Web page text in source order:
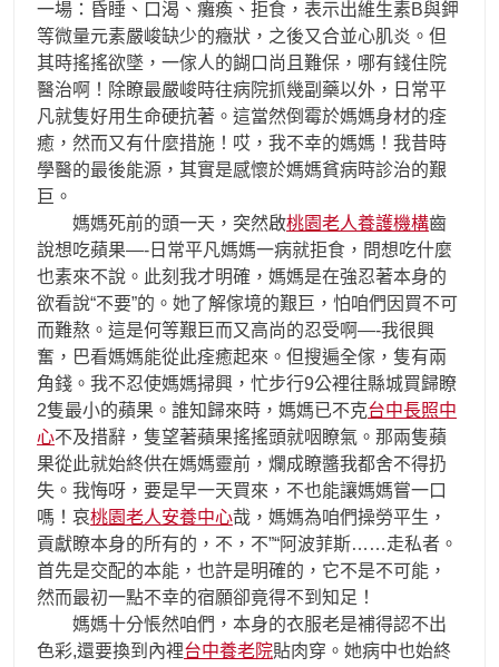
一場：昏睡、口渴、癱瘓、拒食，表示出維生素B與鉀
等微量元素嚴峻缺少的癥狀，之後又合並心肌炎。但
其時搖搖欲墜，一傢人的餬口尚且難保，哪有錢住院
醫治啊！除瞭最嚴峻時往病院抓幾副藥以外，日常平
凡就隻好用生命硬抗著。這當然倒霉於媽媽身材的痊
癒，然而又有什麼措施！哎，我不幸的媽媽！我昔時
學醫的最後能源，其實是感懷於媽媽貧病時診治的艱
巨。
媽媽死前的頭一天，突然啟桃園老人養護機構齒
說想吃蘋果—-日常平凡媽媽一病就拒食，問想吃什麼
也素來不說。此刻我才明確，媽媽是在強忍著本身的
欲看說“不要”的。她了解傢境的艱巨，怕咱們因買不可
而難熬。這是何等艱巨而又高尚的忍受啊—-我很興
奮，巴看媽媽能從此痊癒起來。但搜遍全傢，隻有兩
角錢。我不忍使媽媽掃興，忙步行9公裡往縣城買歸瞭
2隻最小的蘋果。誰知歸來時，媽媽已不克台中長照中
心不及措辭，隻望著蘋果搖搖頭就咽瞭氣。那兩隻蘋
果從此就始終供在媽媽靈前，爛成瞭醬我都舍不得扔
失。我悔呀，要是早一天買來，不也能讓媽媽嘗一口
嗎！哀桃園老人安養中心哉，媽媽為咱們操勞平生，
貢獻瞭本身的所有的，不，不”“阿波菲斯……走私者。
首先是交配的本能，也許是明確的，它不是不可能，
然而最初一點不幸的宿願卻竟得不到知足！
媽媽十分悵然咱們，本身的衣服老是補得認不出
色彩,還要換到內裡台中養老院貼肉穿。她病中也始終